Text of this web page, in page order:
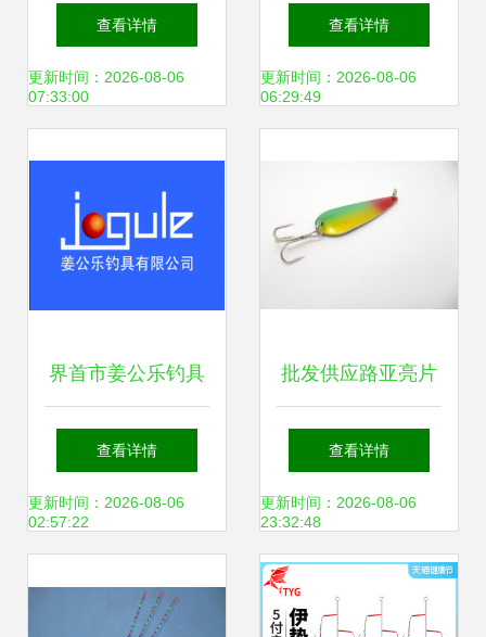
具专用的记忆镍钛
合金丝，可加工定
查看详情
更新时间：2026-08-06
07:33:00
网的数字化转身 从
论坛土壤到生态渔
查看详情
更新时间：2026-08-06
06:29:49
界首市姜公乐钓具
匠心渔具，乐享垂
钓人生
查看详情
更新时间：2026-08-06
02:57:22
批发供应路亚亮片
选择威斯特渔具的
三大优势
查看详情
更新时间：2026-08-06
23:32:48